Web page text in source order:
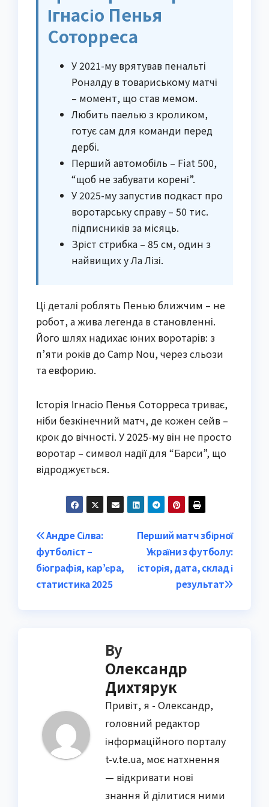
Ігнасіо Пенья
Соторреса
У 2021-му врятував пенальті
Роналду в товариському матчі
– момент, що став мемом.
Любить паелью з кроликом,
готує сам для команди перед
дербі.
Перший автомобіль – Fiat 500,
“щоб не забувати корені”.
У 2025-му запустив подкаст про
воротарську справу – 50 тис.
підписників за місяць.
Зріст стрибка – 85 см, один з
найвищих у Ла Лізі.
Ці деталі роблять Пенью ближчим – не
робот, а жива легенда в становленні.
Його шлях надихає юних воротарів: з
п’яти років до Camp Nou, через сльози
та евфорию.
Історія Ігнасіо Пенья Соторреса триває,
ніби безкінечний матч, де кожен сейв –
крок до вічності. У 2025-му він не просто
воротар – символ надії для “Барси”, що
відроджується.
Post
navigation
Перший матч збірної
України з футболу:
історія, дата, склад і
результат
Андре Сілва:
футболіст –
біографія, кар’єра,
статистика 2025
By
Олександр
Дихтярук
Привіт, я - Олександр,
головний редактор
інформаційного порталу
t-v.te.ua, моє натхнення
— відкривати нові
знання й ділитися ними